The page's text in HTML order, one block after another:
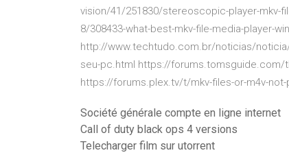
vision/41/251830/stereoscopic-player-
8/308433-what-best-mkv-file-media-player-
http://www.techtudo.com.br/noticias/
seu-pc.html https://forums.tomsguide.com/
https://forums.plex.tv/t/mkv-files-or-m4v-not-
Société générale compte en ligne internet
Call of duty black ops 4 versions
Telecharger film sur utorrent